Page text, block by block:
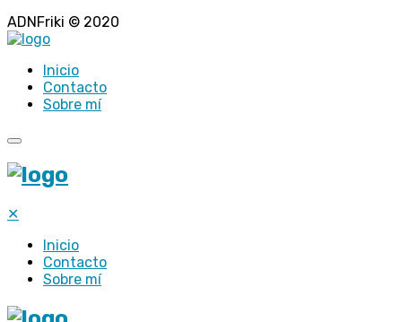
ADNFriki © 2020
Inicio
Contacto
Sobre mí
✕
Inicio
Contacto
Sobre mí